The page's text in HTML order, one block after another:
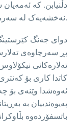
دڵنیابن. کە
نەخشەیەک لە سەرەوە نییە.
دوای جەنگ
پڕ سەرچاوەی
تەلارەکانی
کاتدا کاری بۆ
ئەوەشدا وێنەی بۆ
پەیوەندییان بە
باتسفۆردەوە